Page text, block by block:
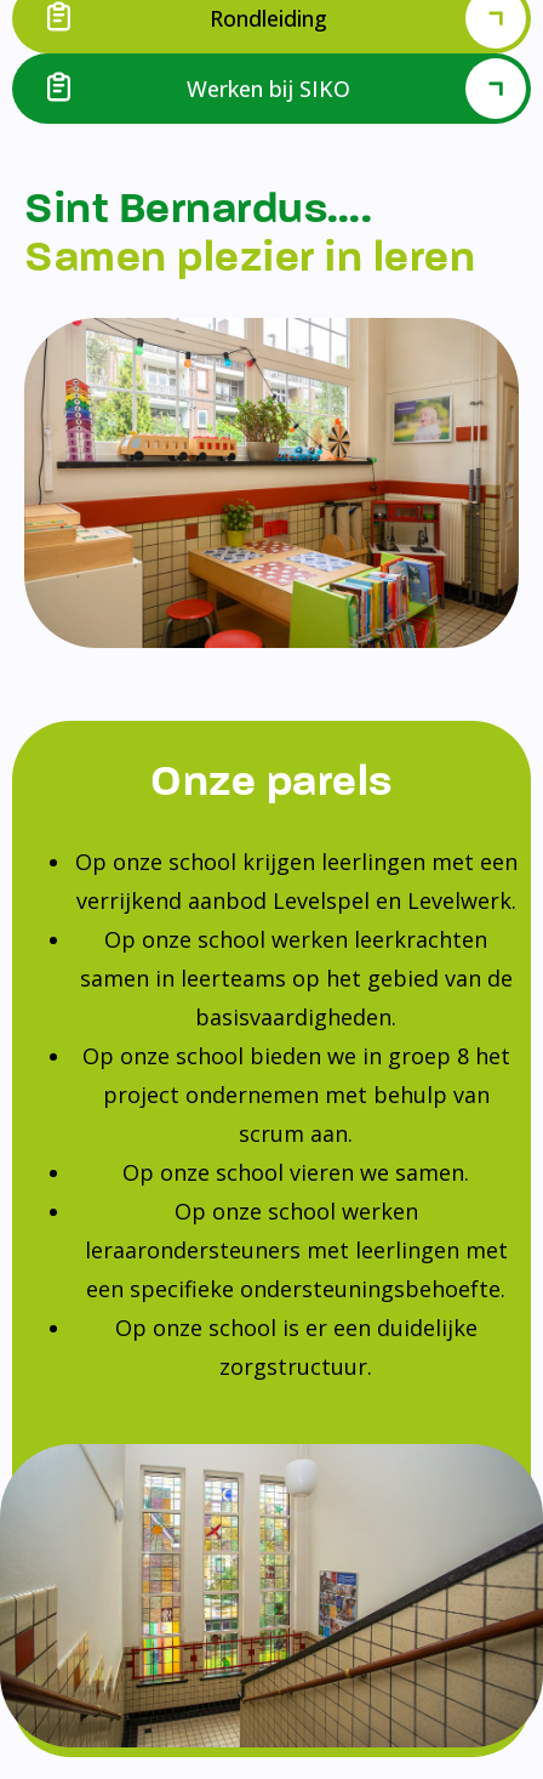
Rondleiding
Werken bij SIKO
Sint Bernardus….
Samen plezier in leren
Onze parels
Op onze school krijgen leerlingen met een
verrijkend aanbod Levelspel en Levelwerk.
Op onze school werken leerkrachten
samen in leerteams op het gebied van de
basisvaardigheden.
Op onze school bieden we in groep 8 het
project ondernemen met behulp van
scrum aan.
Op onze school vieren we samen.
Op onze school werken
leraarondersteuners met leerlingen met
een specifieke ondersteuningsbehoefte.
Op onze school is er een duidelijke
zorgstructuur.